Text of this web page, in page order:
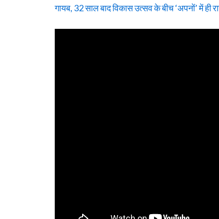
गायब, 32 साल बाद विकास उत्सव के बीच ‘अपनों’ में ही